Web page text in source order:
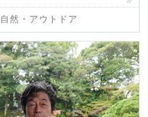
自然・アウトドア